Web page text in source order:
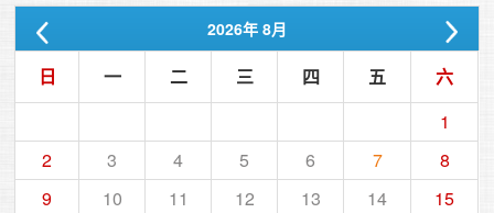
2026年 8月
日 一 二 三 四 五
六
1
2
3 4 5 6 7
8
9
10 11 12 13 14
15